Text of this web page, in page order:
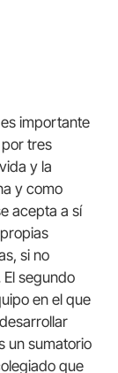
importante
tres
y la
y como
acepta a sí
si no
segundo
en el que
un sumatorio
que